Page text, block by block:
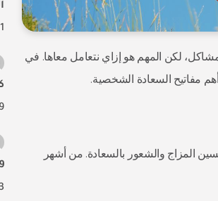
لكن المهم هو إزاي نتعامل معاها. في
مفاتيح السعادة الشخصية.
المزاج والشعور بالسعادة. من أشهر
9 علامات تقول إنك في علاقة مع شخص نرجسي